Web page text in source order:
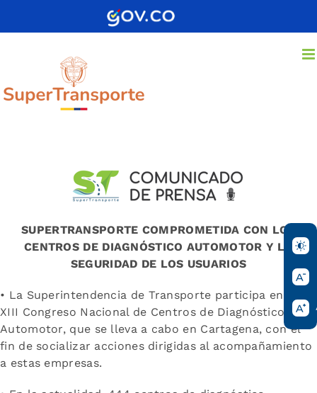
SUPERTRANSPORTE COMPROMETIDA CON LOS
CENTROS DE DIAGNÓSTICO AUTOMOTOR Y LA
SEGURIDAD DE LOS USUARIOS
• La Superintendencia de Transporte participa en el
XIII Congreso Nacional de Centros de Diagnóstico
Automotor, que se lleva a cabo en Cartagena, con el
fin de socializar acciones dirigidas al acompañamiento
a estas empresas.